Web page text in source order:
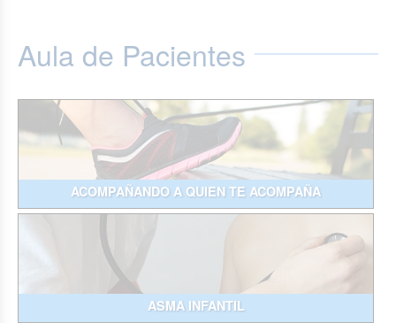
Aula de Pacientes
ACOMPAÑANDO A QUIEN TE ACOMPAÑA
ASMA INFANTIL